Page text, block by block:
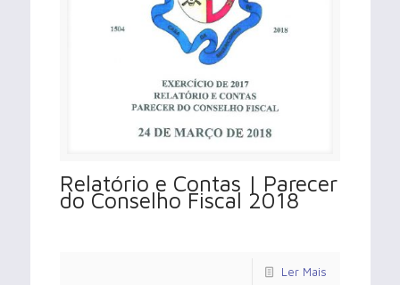
Relatório e Contas | Parecer
do Conselho Fiscal 2018
Ler Mais